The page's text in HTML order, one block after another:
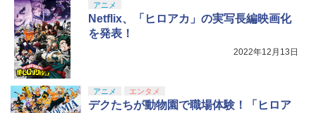
アニメ
Netflix、「ヒロアカ」の実写長編映画化
を発表！
2022年12月13日
アニメ エンタメ
デクたちが動物園で職場体験！「ヒロア